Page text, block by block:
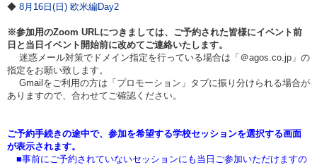
◆ 8月16日(日) 欧米編Day2
※参加用のZoom URLにつきましては、ご予約された皆様にイベント前
日と当日イベント開始前に改めてご連絡いたします。
迷惑メール対策でドメイン指定を行っている場合は「＠agos.co.jp」の
指定をお願い致します。
Gmailをご利用の方は「プロモーション」タブに振り分けられる場合が
ありますので、合わせてご確認ください。
ご予約手続きの途中で、参加を希望する学校セッションを選択する画面
が表示されます。
■事前にご予約されていないセッションにも当日ご参加いただけますの